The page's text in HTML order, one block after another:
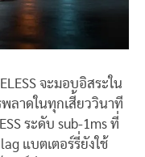
จะมอบอิสระใน
ลาดในทุกเสี้ยววินาที
ระดับ sub-1ms ที่
lag แบตเตอร์รี่ยังใช้